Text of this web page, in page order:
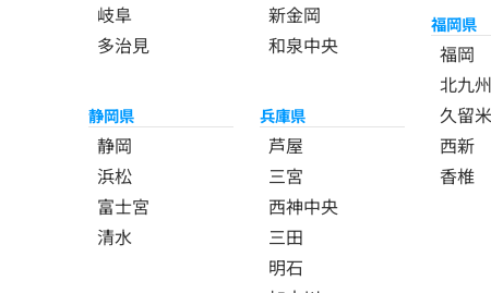
岐阜
多治見
静岡県
静岡
浜松
富士宮
清水
新金岡
和泉中央
兵庫県
芦屋
三宮
西神中央
三田
明石
福岡県
福岡
北九州
久留米
西新
香椎